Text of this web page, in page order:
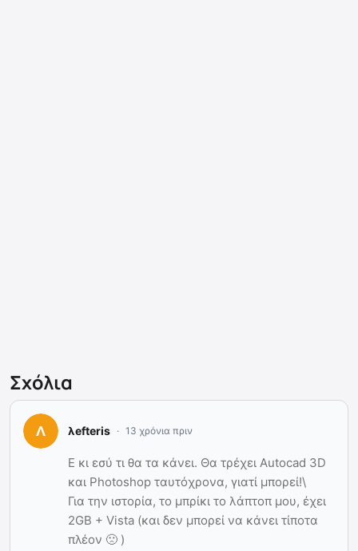
Σχόλια
λefteris 13 χρόνια πριν
Ε κι εσύ τι θα τα κάνει. Θα τρέχει Autocad 3D
και Photoshop ταυτόχρονα, γιατί μπορεί!\
Για την ιστορία, το μπρίκι το λάπτοπ μου, έχει
2GB + Vista (και δεν μπορεί να κάνει τίποτα
πλέον 🙁 )